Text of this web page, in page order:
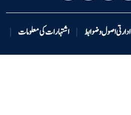
ادارتی اصول و ضوابط | اشتہارات کی معلومات |